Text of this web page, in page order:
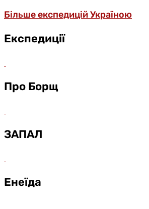
Більше експедицій Україною
Експедиції
Про Борщ
ЗАПАЛ
Енеїда